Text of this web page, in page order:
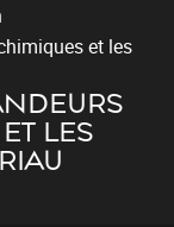
et les
LES